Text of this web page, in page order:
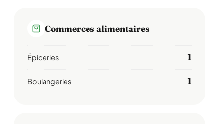
Commerces alimentaires
Épiceries 1
Boulangeries 1